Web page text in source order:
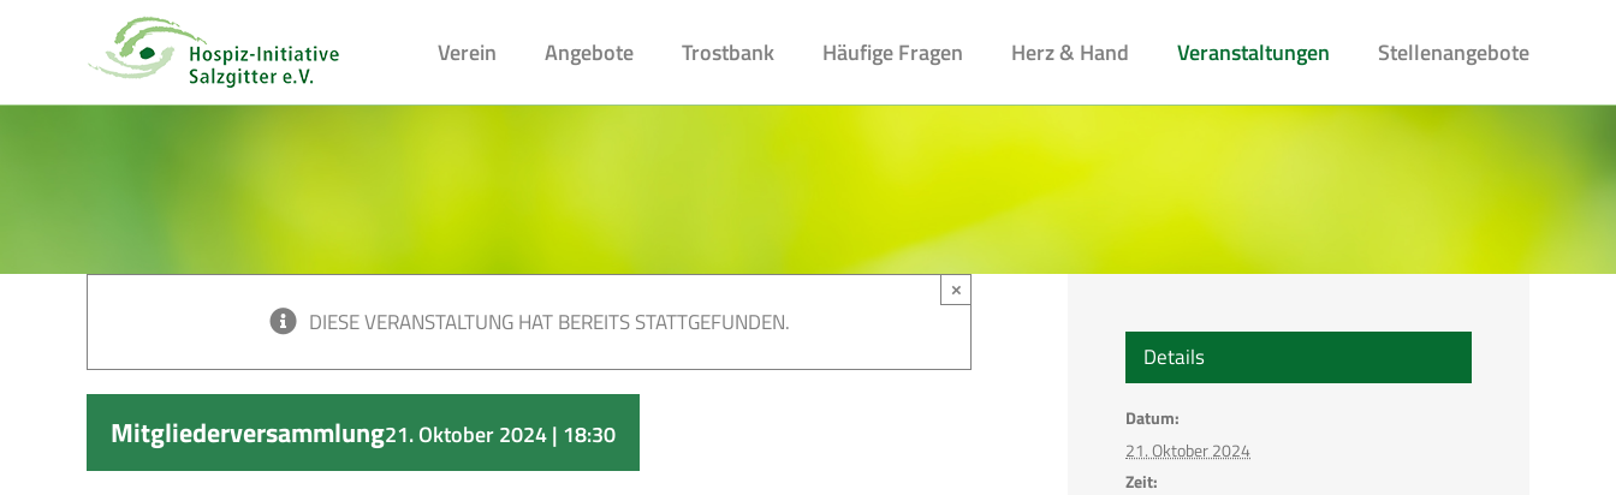
Verein Angebote Trostbank Häufige Fragen Herz & Hand Veranstaltungen Stellenangebote
DIESE VERANSTALTUNG HAT BEREITS STATTGEFUNDEN.
×
Mitgliederversammlung21. Oktober 2024 | 18:30
Details
Datum:
21. Oktober 2024
Zeit: